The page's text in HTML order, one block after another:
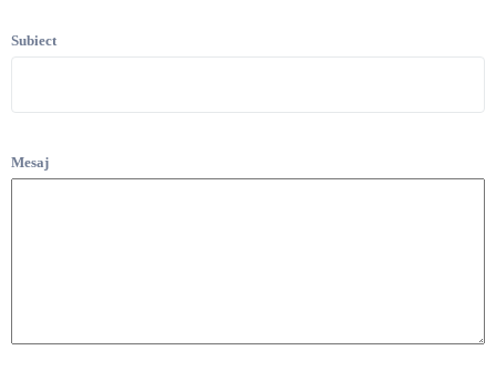
Subiect
Mesaj